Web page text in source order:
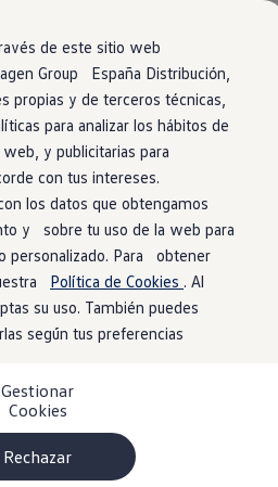
de este sitio web
Group España Distribución,
propias y de terceros técnicas,
para analizar los hábitos de
y publicitarias para
con tus intereses.
los datos que obtengamos
y sobre tu uso de la web para
personalizado. Para obtener
Política de Cookies . Al
su uso. También puedes
según tus preferencias
Rechazar
Gestionar
Cookies
modelos
modelos
nuevo en stock
de ocasión en stock
nuevo en stock
de ocasión